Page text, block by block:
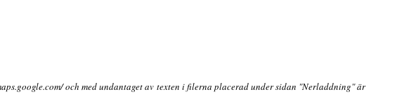
och med undantaget av texten i filerna placerad under sidan "Nerladdning" är